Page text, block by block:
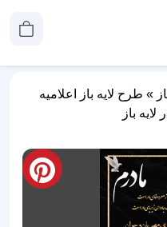
» طرح لایه باز اعلامیه
باز